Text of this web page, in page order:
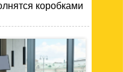
коробками